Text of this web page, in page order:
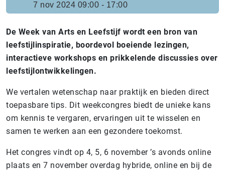
De Week van Arts en Leefstijf wordt een bron van
leefstijlinspiratie, boordevol boeiende lezingen,
interactieve workshops en prikkelende discussies over
leefstijlontwikkelingen.
We vertalen wetenschap naar praktijk en bieden direct
toepasbare tips. Dit weekcongres biedt de unieke kans
om kennis te vergaren, ervaringen uit te wisselen en
samen te werken aan een gezondere toekomst.
Het congres vindt op 4, 5, 6 november ’s avonds online
plaats en 7 november overdag hybride, online en bij de
7 nov 2024 09:00 - 17:00